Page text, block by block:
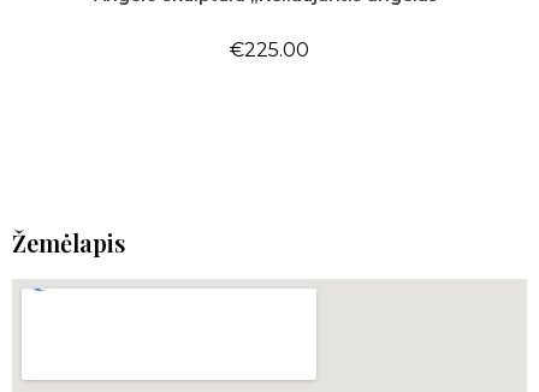
€225.00
Žemėlapis